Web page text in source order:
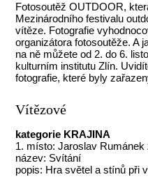
Fotosoutěž OUTDOOR,
Mezinárodního festivalu
vítěze. Fotografie
organizátora fotosoutěže. A
na ně můžete od 2. do 6.
kulturním institutu Zlín.
fotografie, které byly
Vítězové
kategorie KRAJINA
1. místo: Jaroslav Rumánek
název: Svítání
popis: Hra světel a stínů při